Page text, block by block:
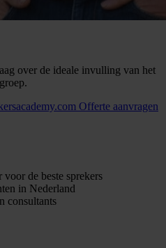
over de ideale invulling van het
Offerte aanvragen
de beste sprekers
in Nederland
consultants